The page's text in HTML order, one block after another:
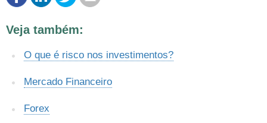
Este conteúdo contém informação incorreta
Este conteúdo não tem a informação que procuro
Outro
Veja também:
O que é risco nos investimentos?
Mercado Financeiro
Forex